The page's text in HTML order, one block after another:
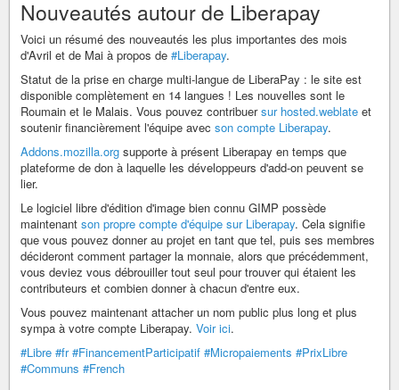
Nouveautés autour de Liberapay
Voici un résumé des nouveautés les plus importantes des mois
d'Avril et de Mai à propos de #Liberapay.
Statut de la prise en charge multi-langue de LiberaPay : le site est
disponible complètement en 14 langues ! Les nouvelles sont le
Roumain et le Malais. Vous pouvez contribuersur hosted.weblate et
soutenir financièrement l'équipe avec son compte Liberapay.
Addons.mozilla.org supporte à présent Liberapay en temps que
plateforme de don à laquelle les développeurs d'add-on peuvent se
lier.
Le logiciel libre d'édition d'image bien connu GIMP possède
maintenant son propre compte d'équipe sur Liberapay. Cela signifie
que vous pouvez donner au projet en tant que tel, puis ses membres
décideront comment partager la monnaie, alors que précédemment,
vous deviez vous débrouiller tout seul pour trouver qui étaient les
contributeurs et combien donner à chacun d'entre eux.
Vous pouvez maintenant attacher un nom public plus long et plus
sympa à votre compte Liberapay. Voir ici.
#Libre #fr #FinancementParticipatif #Micropaiements #PrixLibre
#Communs #French